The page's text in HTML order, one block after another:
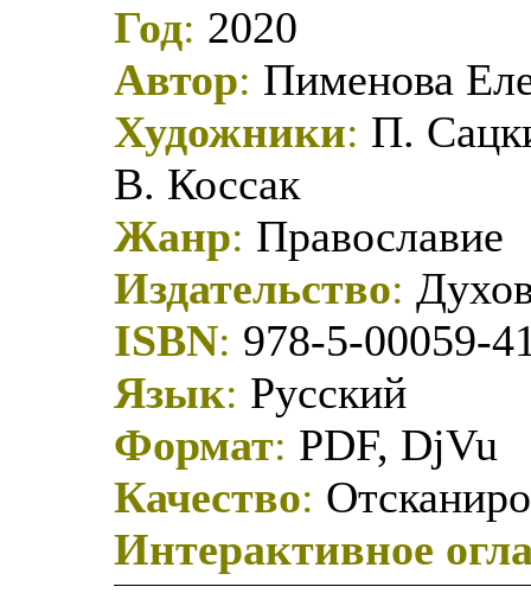
Год: 2020
Автор: Пименова
Художники: П.
В. Коссак
Жанр: Православие
Издательство:
ISBN: 978-5-00059-
Язык: Русский
Формат: PDF, DjVu
Качество:
Интерактивное